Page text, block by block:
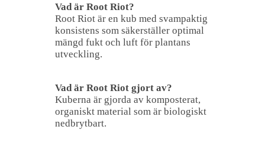
Vad är Root Riot?
Root Riot är en kub med svampaktig
konsistens som säkerställer optimal
mängd fukt och luft för plantans
utveckling.
Vad är Root Riot gjort av?
Kuberna är gjorda av komposterat,
organiskt material som är biologiskt
nedbrytbart.